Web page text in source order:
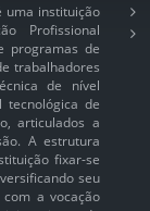
uma instituição
Profissional
programas de
trabalhadores
de nível
tecnológica de
articulados a
A estrutura
fixar-se
seu
a vocação